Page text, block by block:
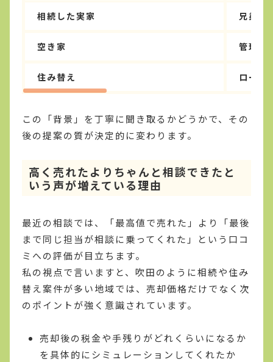
相続した実家 兄弟間
空き家 管理の
住み替え ローン
この「背景」を丁寧に聞き取るかどうかで、その
後の提案の質が決定的に変わります。
高く売れたよりちゃんと相談できたと
いう声が増えている理由
最近の相談では、「最高値で売れた」より「最後
まで同じ担当が相談に乗ってくれた」という口コ
ミへの評価が目立ちます。
私の視点で言いますと、吹田のように相続や住み
替え案件が多い地域では、売却価格だけでなく次
のポイントが強く意識されています。
売却後の税金や手残りがどれくらいになるか
を具体的にシミュレーションしてくれたか